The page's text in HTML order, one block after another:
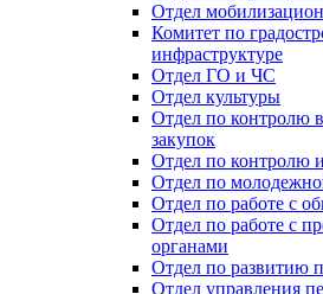
Отдел
Комитет по
инфраструктуре
Отдел ГО и ЧС
Отдел культуры
Отдел по контролю
закупок
Отдел по контролю
Отдел по
Отдел по работе с
Отдел по работе с
органами
Отдел по развитию
Отдел управления